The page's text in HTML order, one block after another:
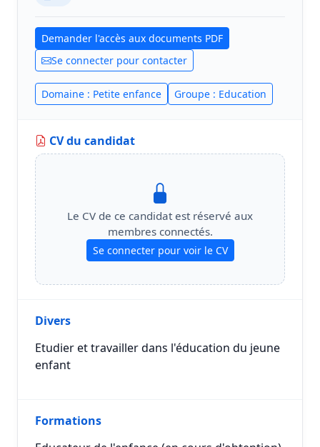
Demander l'accès aux documents PDF
Se connecter pour contacter
Domaine : Petite enfance Groupe : Education
CV du candidat
Le CV de ce candidat est réservé aux
membres connectés.
Se connecter pour voir le CV
Divers
Etudier et travailler dans l'éducation du jeune
enfant
Formations